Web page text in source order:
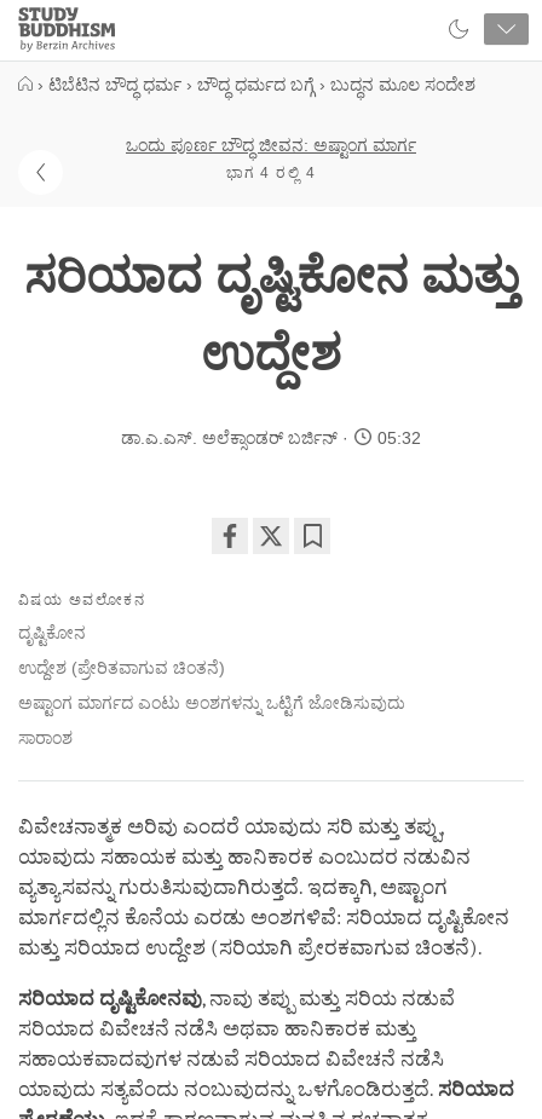
Close
Study
Buddhism
› ಟಿಬೆಟಿನ ಬೌದ್ಧ ಧರ್ಮ › ಬೌದ್ಧ ಧರ್ಮದ ಬಗ್ಗೆ › ಬುದ್ಧನ ಮೂಲ ಸಂದೇಶ
ಒಂದು ಪೂರ್ಣ ಬೌದ್ಧ ಜೀವನ: ಅಷ್ಟಾಂಗ ಮಾರ್ಗ
ಭಾಗ 4 ರಲ್ಲಿ 4
ಸರಿಯಾದ ದೃಷ್ಟಿಕೋನ ಮತ್ತು
ಉದ್ದೇಶ
ಡಾ.ಎ.ಎಸ್. ಅಲೆಕ್ಸಾಂಡರ್ ಬರ್ಜಿನ್ 05:32
ವಿಷಯ ಅವಲೋಕನ
ದೃಷ್ಟಿಕೋನ
ಉದ್ದೇಶ (ಪ್ರೇರಿತವಾಗುವ ಚಿಂತನೆ)
ಅಷ್ಟಾಂಗ ಮಾರ್ಗದ ಎಂಟು ಅಂಶಗಳನ್ನು ಒಟ್ಟಿಗೆ ಜೋಡಿಸುವುದು
ಸಾರಾಂಶ
ವಿವೇಚನಾತ್ಮಕ ಅರಿವು ಎಂದರೆ ಯಾವುದು ಸರಿ ಮತ್ತು ತಪ್ಪು,
ಯಾವುದು ಸಹಾಯಕ ಮತ್ತು ಹಾನಿಕಾರಕ ಎಂಬುದರ ನಡುವಿನ
ವ್ಯತ್ಯಾಸವನ್ನು ಗುರುತಿಸುವುದಾಗಿರುತ್ತದೆ. ಇದಕ್ಕಾಗಿ, ಅಷ್ಟಾಂಗ
ಮಾರ್ಗದಲ್ಲಿನ ಕೊನೆಯ ಎರಡು ಅಂಶಗಳಿವೆ: ಸರಿಯಾದ ದೃಷ್ಟಿಕೋನ
ಮತ್ತು ಸರಿಯಾದ ಉದ್ದೇಶ (ಸರಿಯಾಗಿ ಪ್ರೇರಕವಾಗುವ ಚಿಂತನೆ).
ಸರಿಯಾದ ದೃಷ್ಟಿಕೋನವು, ನಾವು ತಪ್ಪು ಮತ್ತು ಸರಿಯ ನಡುವೆ
ಸರಿಯಾದ ವಿವೇಚನೆ ನಡೆಸಿ ಅಥವಾ ಹಾನಿಕಾರಕ ಮತ್ತು
ಸಹಾಯಕವಾದವುಗಳ ನಡುವೆ ಸರಿಯಾದ ವಿವೇಚನೆ ನಡೆಸಿ
ಯಾವುದು ಸತ್ಯವೆಂದು ನಂಬುವುದನ್ನು ಒಳಗೊಂಡಿರುತ್ತದೆ. ಸರಿಯಾದ